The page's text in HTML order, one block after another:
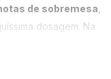
de sobremesa
dosagem. Na